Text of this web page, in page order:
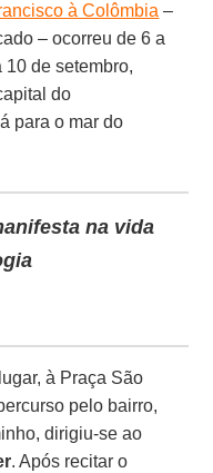
à Colômbia –
– ocorreu de 6 a
10 de setembro,
do
para o mar do
na vida
à Praça São
pelo bairro,
dirigiu-se ao
. Após recitar o